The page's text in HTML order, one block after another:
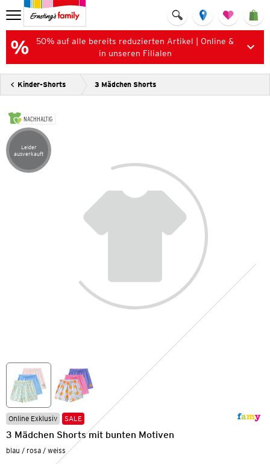
50% auf alle bereits reduzierten Artikel | Online &
in unseren Filialen
Kinder-Shorts 3 Mädchen Shorts
NACHHALTIG
Artikel leider ausverkauft
Leider
ausverkauft
Online Exklusiv SALE
3 Mädchen Shorts mit bunten Motiven
blau / rosa / weiss